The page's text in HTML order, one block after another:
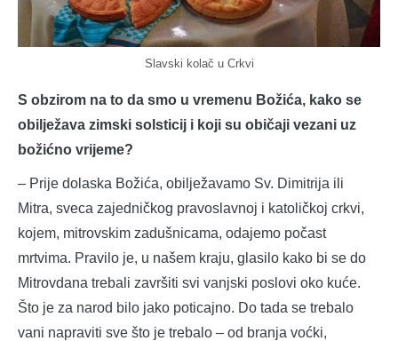
Slavski kolač u Crkvi
S obzirom na to da smo u vremenu Božića, kako se
obilježava zimski solsticij i koji su običaji vezani uz
božićno vrijeme?
– Prije dolaska Božića, obilježavamo Sv. Dimitrija ili
Mitra, sveca zajedničkog pravoslavnoj i katoličkoj crkvi,
kojem, mitrovskim zadušnicama, odajemo počast
mrtvima. Pravilo je, u našem kraju, glasilo kako bi se do
Mitrovdana trebali završiti svi vanjski poslovi oko kuće.
Što je za narod bilo jako poticajno. Do tada se trebalo
vani napraviti sve što je trebalo – od branja voćki,